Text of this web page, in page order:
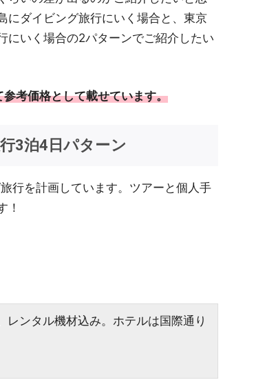
にダイビング旅行にいく場合と、東京
にいく場合の2パターンでご紹介したい
考価格として載せています。
3泊4日パターン
行を計画しています。ツアーと個人手
！
ンタル機材込み。ホテルは国際通り